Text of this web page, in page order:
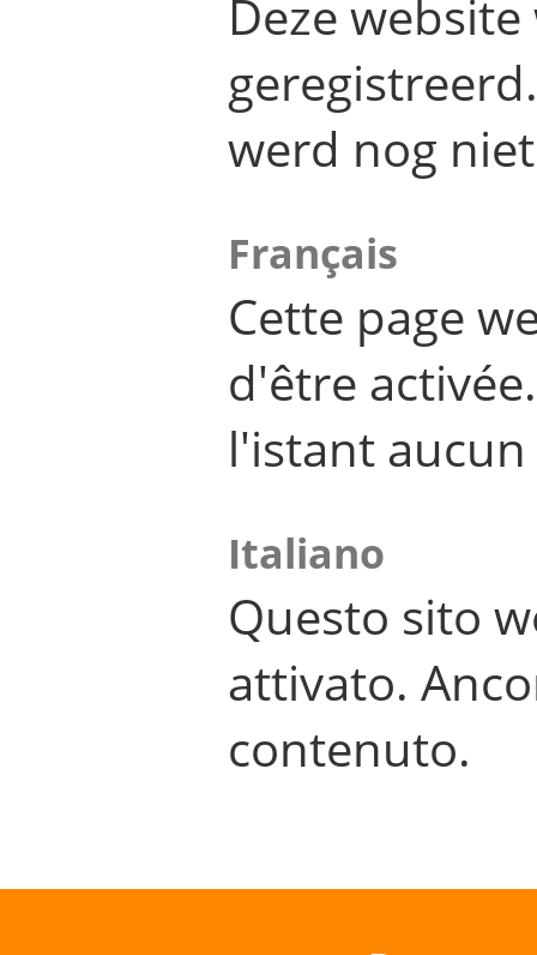
Deze
werd nog
Français
Cette page
d'être
l'istant
Italiano
Questo sito
attivato.
contenuto.